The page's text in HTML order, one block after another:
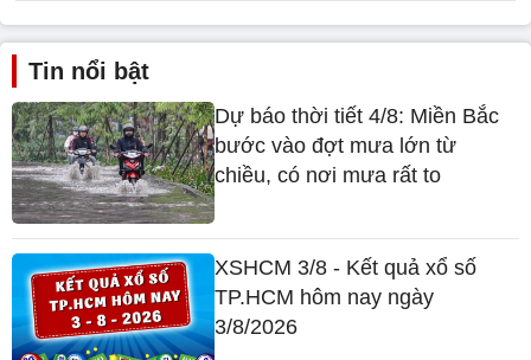
Tin nổi bật
Dự báo thời tiết 4/8: Miền Bắc
bước vào đợt mưa lớn từ
chiều, có nơi mưa rất to
XSHCM 3/8 - Kết quả xổ số
TP.HCM hôm nay ngày
3/8/2026